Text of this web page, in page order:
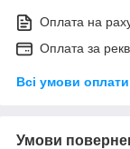
Оплата на
Оплата за
Всі умови оплати
Умови